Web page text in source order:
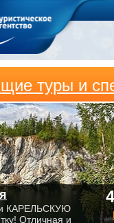
туры и
КАРЕЛЬСКУЮ
Отличная и